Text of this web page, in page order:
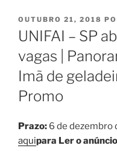
PUBLICADO
EM
OUTUBRO 21, 2018
UNIFAI – SP
vagas |
Imã de
Promo
Prazo: 6 de dezembro
aquipara Ler o